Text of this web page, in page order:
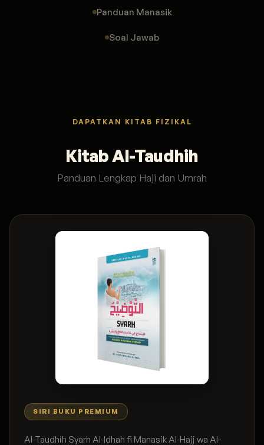
Panduan Manasik
Soal Jawab
DAPATKAN KITAB FIZIKAL
Kitab Al-Taudhih
Panduan Lengkap Haji dan Umrah
SIRI BUKU PREMIUM
Al-Taudhih Syarh Al-Idhah fi Manasik Al-Hajj wa Al-